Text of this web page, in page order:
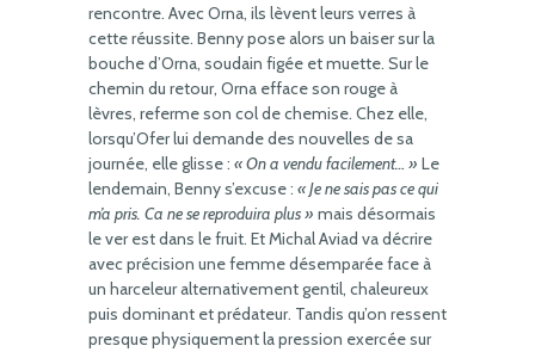
rencontre. Avec Orna, ils lèvent leurs verres à
cette réussite. Benny pose alors un baiser sur la
bouche d’Orna, soudain figée et muette. Sur le
chemin du retour, Orna efface son rouge à
lèvres, referme son col de chemise. Chez elle,
lorsqu’Ofer lui demande des nouvelles de sa
journée, elle glisse : « On a vendu facilement… » Le
lendemain, Benny s’excuse : « Je ne sais pas ce qui
m’a pris. Ca ne se reproduira plus » mais désormais
le ver est dans le fruit. Et Michal Aviad va décrire
avec précision une femme désemparée face à
un harceleur alternativement gentil, chaleureux
puis dominant et prédateur. Tandis qu’on ressent
presque physiquement la pression exercée sur